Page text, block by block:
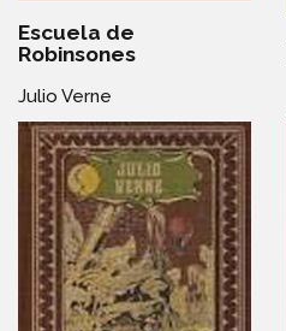
Escuela de
Robinsones
Julio Verne